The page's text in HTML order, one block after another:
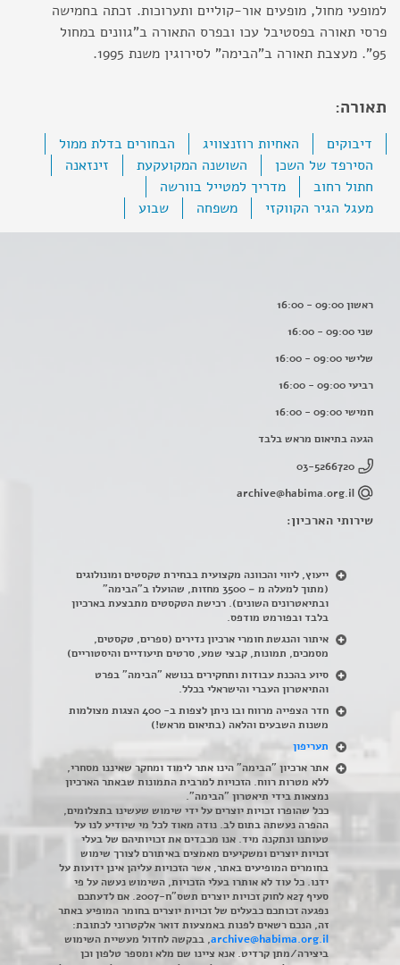
למופעי מחול, מופעים אור-קוליים ותערוכות. זכתה בחמישה
פרסי תאורה בפסטיבל עכו ובפרס התאורה ב"גוונים במחול
95". מעצבת תאורה ב"הבימה" לסירוגין משנת 1995.
תאורה:
דיבוקים האחיות רוזנצוויג
הבחורים בדלת ממול
הסירפד של השכן
השושנה המקועקעת
זינזאנה
חתול רחוב
מדריך למטייל בוורשה
מעגל הגיר הקווקזי
משפחה שבוע
ראשון 09:00 - 16:00
שני 09:00 - 16:00
שלישי 09:00 - 16:00
רביעי 09:00 - 16:00
חמישי 09:00 - 16:00
הגעה בתיאום מראש בלבד
03-5266720
archive@habima.org.il
שירותי הארכיון:
ייעוץ, ליווי והכוונה מקצועית בבחירת טקסטים ומונולוגים
(מתוך למעלה מ – 3500 מחזות, שהועלו ב"הבימה"
ובתיאטרונים השונים). רכישת הטקסטים מתבצעת בארכיון
בלבד ובפורמט מודפס.
איתור והנגשת חומרי ארכיון נדירים (ספרים, טקסטים,
מסמכים, תמונות, קבצי שמע, סרטים תיעודיים והיסטוריים)
סיוע בהכנת עבודות ותחקירים בנושא "הבימה" בפרט
והתיאטרון העברי והישראלי בכלל.
חדר הצפייה מרווח ובו ניתן לצפות ב- 400 הצגות מצולמות
משנות השבעים והלאה (בתיאום מראש!)
תעריפון
אתר ארכיון "הבימה" הינו אתר לימוד ומחקר שאיננו מסחרי,
ללא מטרות רווח. הזכויות למרבית התמונות שבאתר הארכיון
נמצאות בידי תיאטרון "הבימה".
ככל שהופרו זכויות יוצרים על ידי שימוש שעשינו בתצלומים,
ההפרה נעשתה בתום לב. נודה מאוד לכל מי שיודיע לנו על
טעותנו ונתקנה מיד. אנו מכבדים את זכויותיהם של בעלי
זכויות יוצרים ומשקיעים מאמצים באיתורם לצורך שימוש
בחומרים המופיעים באתר, אשר הזכויות עליהן אינן ידועות על
ידנו. כל עוד לא אותרו בעלי הזכויות, השימוש נעשה על פי
סעיף 27א לחוק זכויות יוצרים תשס"ח-2007. אם לדעתכם
נפגעה זכותכם כבעלים של זכויות יוצרים בחומר המופיע באתר
זה, הנכם רשאים לפנות באמצעות דואר אלקטרוני לכתובת:
archive@habima.org.il, בבקשה לחדול מעשיית השימוש
ביצירה/מתן קרדיט. אנא ציינו שם מלא ומספר טלפון וכן